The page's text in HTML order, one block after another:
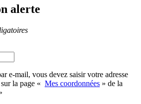
alerte
e-mail, vous devez saisir votre adresse
la page « Mes coordonnées » de la